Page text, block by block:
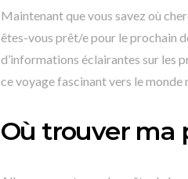
Maintenant que vous savez où
êtes-vous prêt/e pour le prochain
d’informations éclairantes sur les
ce voyage fascinant vers le
Où trouver ma